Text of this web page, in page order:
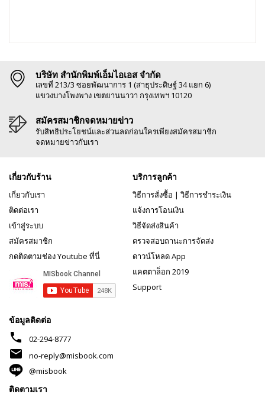
บริษัท สำนักพิมพ์เอ็มไอเอส จำกัด
เลขที่ 213/3 ซอยพัฒนาการ 1 (สาธุประดิษฐ์ 34 แยก 6)
แขวงบางโพงพาง เขตยานนาวา กรุงเทพฯ 10120
สมัครสมาชิกจดหมายข่าว
รับสิทธิประโยชน์และส่วนลดก่อนใครเพียงสมัครสมาชิก
จดหมายข่าวกับเรา
เกี่ยวกับร้าน
เกี่ยวกับเรา
ติดต่อเรา
เข้าสู่ระบบ
สมัครสมาชิก
กดติดตามช่อง Youtube ที่นี่
บริการลูกค้า
วิธีการสั่งซื้อ | วิธีการชำระเงิน
แจ้งการโอนเงิน
วิธีจัดส่งสินค้า
ตรวจสอบถานะการจัดส่ง
ดาวน์โหลด App
แคตตาล็อก 2019
Support
ข้อมูลติดต่อ
phone 02-294-8777
mail
no-reply@misbook.com
@misbook
ติดตามเรา